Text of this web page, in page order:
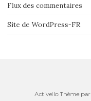
Flux des commentaires
Site de WordPress-FR
Activello Thème par